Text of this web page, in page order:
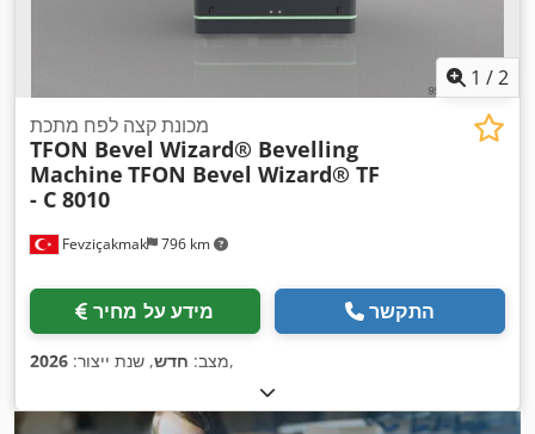
1 /2
Fevziçakmak 796 km
מכונת קצה לפח מתכת
TFON Bevel Wizard®️ Bevelling
Machine TFON Bevel Wizard®️ TF
- C 8010
מידע על מחיר התקשר
מצב: חדש, שנת ייצור: 2026 ,